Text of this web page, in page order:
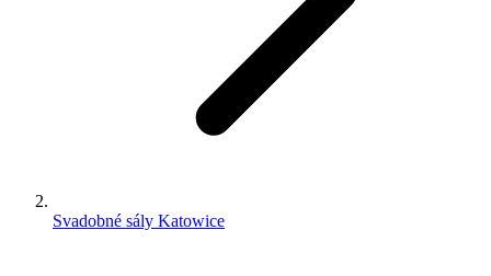
Svadobné sály Katowice